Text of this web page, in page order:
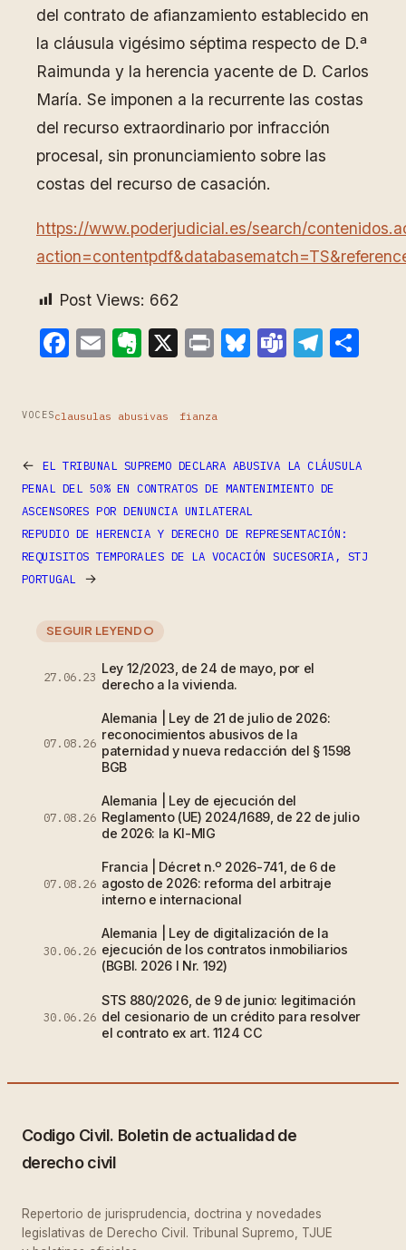
del contrato de afianzamiento establecido en
la cláusula vigésimo séptima respecto de D.ª
Raimunda y la herencia yacente de D. Carlos
María. Se imponen a la recurrente las costas
del recurso extraordinario por infracción
procesal, sin pronunciamiento sobre las
costas del recurso de casación.
https://www.poderjudicial.es/search/
Post Views: 662
Facebook
EmailEvernote
X PrintBluesky
Teams
VOCESclausulas abusivas fianza
←
EL TRIBUNAL SUPREMO DECLARA ABUSIVA LA CLÁUSULA
PENAL DEL 50% EN CONTRATOS DE MANTENIMIENTO DE
ASCENSORES POR DENUNCIA UNILATERAL
REPUDIO DE HERENCIA Y DERECHO DE REPRESENTACIÓN:
REQUISITOS TEMPORALES DE LA VOCACIÓN SUCESORIA, STJ
PORTUGAL
→
SEGUIR LEYENDO
27.06.23
Ley 12/2023, de 24 de mayo, por el
derecho a la vivienda.
07.08.26
Alemania | Ley de 21 de julio de 2026:
reconocimientos abusivos de la
paternidad y nueva redacción del § 1598
BGB
07.08.26
Alemania | Ley de ejecución del
Reglamento (UE) 2024/1689, de 22 de julio
de 2026: la KI-MIG
07.08.26
Francia | Décret n.º 2026-741, de 6 de
agosto de 2026: reforma del arbitraje
interno e internacional
30.06.26
Alemania | Ley de digitalización de la
ejecución de los contratos inmobiliarios
(BGBl. 2026 I Nr. 192)
30.06.26
STS 880/2026, de 9 de junio: legitimación
del cesionario de un crédito para resolver
el contrato ex art. 1124 CC
Codigo Civil. Boletin de actualidad de
derecho civil
Repertorio de jurisprudencia, doctrina y novedades
legislativas de Derecho Civil. Tribunal Supremo, TJUE